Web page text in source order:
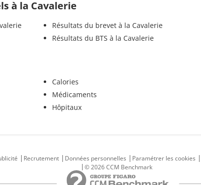
à la Cavalerie
Résultats du brevet à la Cavalerie
Résultats du BTS à la Cavalerie
Calories
Médicaments
Hôpitaux
Recrutement Données personnelles Paramétrer les cookies
© 2026 CCM Benchmark